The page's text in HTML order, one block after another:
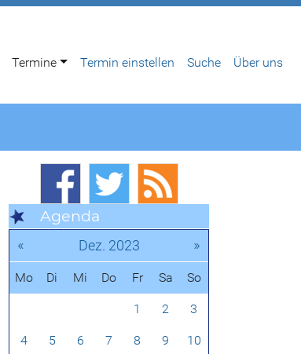
Termine Termin einstellen Suche Über uns
Agenda
« Dez. 2023 »
Mo Di Mi Do Fr Sa So
1 2 3
4 5 6 7 8 9 10